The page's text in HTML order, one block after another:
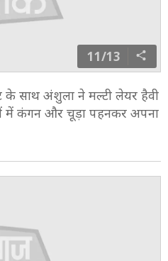
11/13
साथ अंशुला ने मल्टी लेयर हैवी
में कंगन और चूड़ा पहनकर अपना